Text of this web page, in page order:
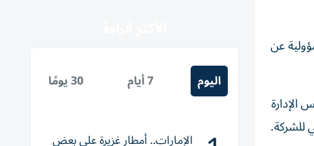
عن
الإدارة
اليوم 7 أيام 30 يومًا
الإمارات.. أمطار غزيرة على بعض